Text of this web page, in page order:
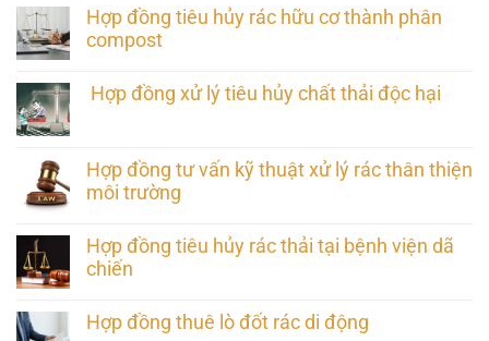
Hợp đồng tiêu hủy rác hữu cơ thành phân
compost
Hợp đồng xử lý tiêu hủy chất thải độc hại
Hợp đồng tư vấn kỹ thuật xử lý rác thân thiện
môi trường
Hợp đồng tiêu hủy rác thải tại bệnh viện dã
chiến
Hợp đồng thuê lò đốt rác di động